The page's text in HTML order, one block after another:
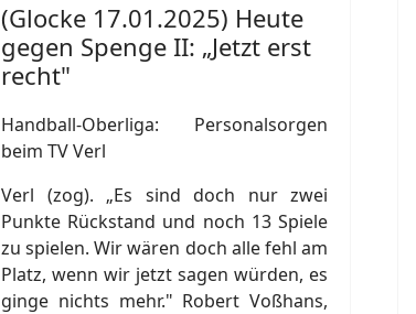
(Glocke 17.01.2025) Heute
gegen Spenge II: „Jetzt erst
recht"
Handball-Oberliga: Personalsorgen
beim TV Verl
Verl (zog). „Es sind doch nur zwei
Punkte Rückstand und noch 13 Spiele
zu spielen. Wir wären doch alle fehl am
Platz, wenn wir jetzt sagen würden, es
ginge nichts mehr." Robert Voßhans,